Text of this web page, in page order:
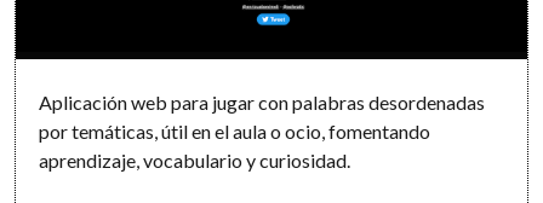
Aplicación web para jugar con palabras desordenadas
por temáticas, útil en el aula o ocio, fomentando
aprendizaje, vocabulario y curiosidad.